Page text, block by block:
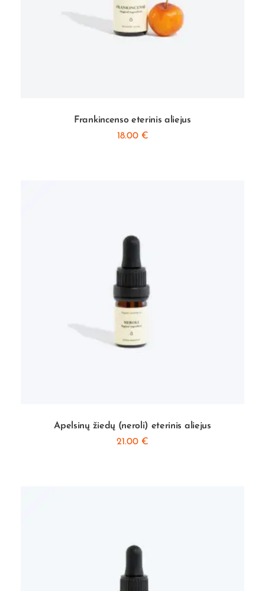
Frankincenso eterinis aliejus
18.00 €
Apelsinų žiedų (neroli) eterinis aliejus
21.00 €